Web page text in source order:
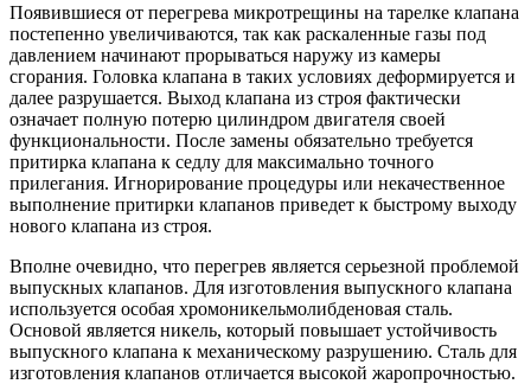
Появившиеся от перегрева микротрещины на тарелке клапана
постепенно увеличиваются, так как раскаленные газы под
давлением начинают прорываться наружу из камеры
сгорания. Головка клапана в таких условиях деформируется и
далее разрушается. Выход клапана из строя фактически
означает полную потерю цилиндром двигателя своей
функциональности. После замены обязательно требуется
притирка клапана к седлу для максимально точного
прилегания. Игнорирование процедуры или некачественное
выполнение притирки клапанов приведет к быстрому выходу
нового клапана из строя.
Вполне очевидно, что перегрев является серьезной проблемой
выпускных клапанов. Для изготовления выпускного клапана
используется особая хромоникельмолибденовая сталь.
Основой является никель, который повышает устойчивость
выпускного клапана к механическому разрушению. Сталь для
изготовления клапанов отличается высокой жаропрочностью.